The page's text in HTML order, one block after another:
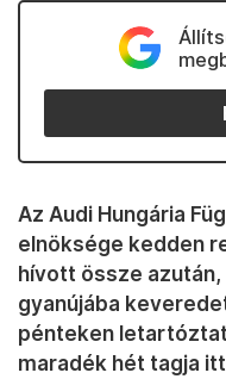
Az Audi Hungária
elnöksége kedden
hívott össze
gyanújába
pénteken
maradék hét tagja